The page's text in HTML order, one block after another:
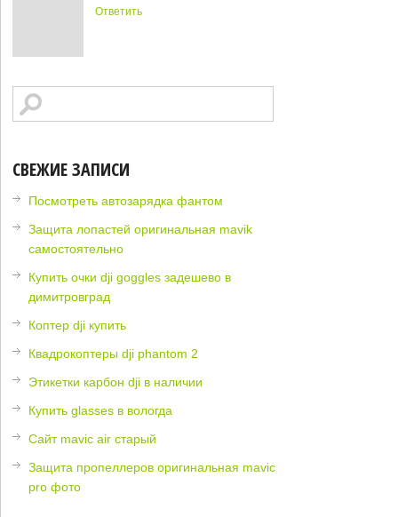
Ответить
СВЕЖИЕ ЗАПИСИ
Посмотреть автозарядка фантом
Защита лопастей оригинальная mavik
самостоятельно
Купить очки dji goggles задешево в
димитровград
Коптер dji купить
Квадрокоптеры dji phantom 2
Этикетки карбон dji в наличии
Купить glasses в вологда
Сайт mavic air старый
Защита пропеллеров оригинальная mavic
pro фото